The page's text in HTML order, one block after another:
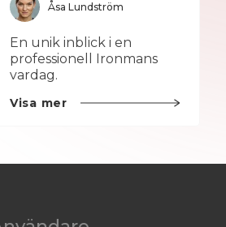
Åsa Lundström
En unik inblick i en
professionell Ironmans
vardag.
Visa mer